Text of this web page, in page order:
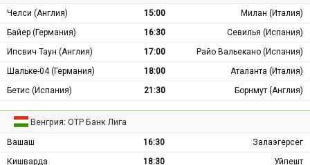
Челси (Англия) 15:00
Милан (Италия)
Байер (Германия)
16:30
Севилья (Испания)
Ипсвич Таун (Англия)
17:00
Райо Вальекано (Испания)
Шальке-04 (Германия)
18:00
Аталанта (Италия)
Бетис (Испания)
21:30 Борнмут (Англия)
Венгрия: ОТР Банк Лига
Вашаш 16:30
Залаэгерсег
Кишварда
18:30 Уйпешт